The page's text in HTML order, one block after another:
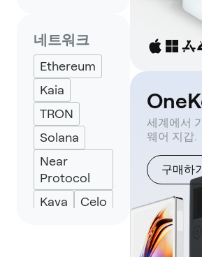
Solflare
Backpack
Keplr
Eternl
네트워크
Ethereum
Kaia
TRON
Solana
Near
Protocol
Kava
Celo
세계에서
웨어 지갑.
구매하